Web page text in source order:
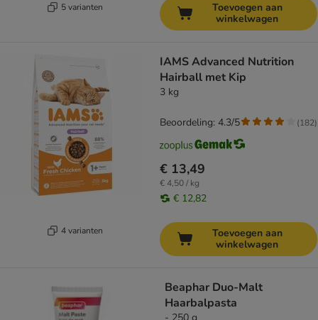
5 varianten
Toevoegen aan
winkelwagen
4 varianten
IAMS Advanced Nutrition
Hairball met Kip
3 kg
€ 13,49
€ 4,50 / kg
€ 12,82
Beoordeling: 4.3/5 (182)
Toevoegen aan
winkelwagen
Beaphar Duo-Malt
Haarbalpasta